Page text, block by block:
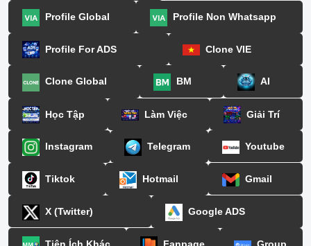
Profile Global Profile Non Whatsapp
Profile For ADS Clone VIE
Clone Global BM AI
Học Tập Làm Việc Giải Trí
Instagram Telegram Youtube
Tiktok Hotmail Gmail
X (Twitter) Google ADS